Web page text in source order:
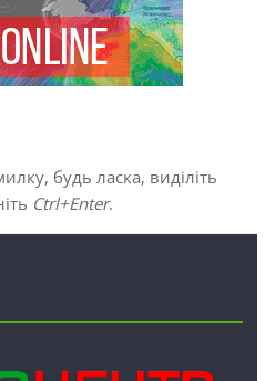
будь ласка, виділіть
Ctrl+Enter.